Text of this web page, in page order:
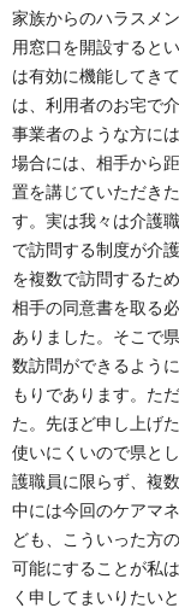
家族からのハラスメ
用窓口を開設すると
は有効に機能してき
は、利用者のお宅で
事業者のような方に
場合には、相手から
置を講じていただき
す。実は我々は介護
で訪問する制度が介
を複数で訪問するた
相手の同意書を取る
ありました。そこで
数訪問ができるよう
もりであります。た
た。先ほど申し上げ
使いにくいので県と
護職員に限らず、複
中には今回のケアマ
ども、こういった方
可能にすることが私
く申してまいりたい